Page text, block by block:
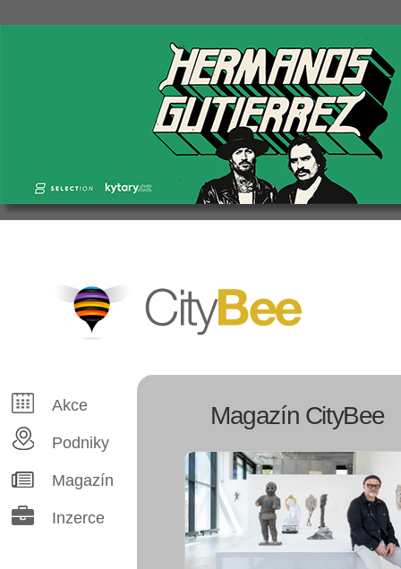
CityBee
Akce
Podniky
Magazín
Inzerce
Magazín CityBee